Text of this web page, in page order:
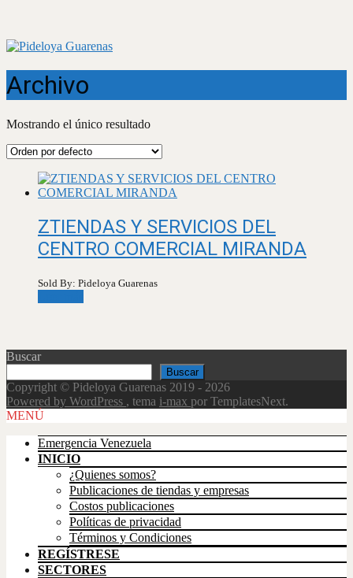
Archivo
Mostrando el único resultado
ZTIENDAS Y SERVICIOS DEL
CENTRO COMERCIAL MIRANDA
Sold By: Pideloya Guarenas
Buscar
Buscar
Copyright © Pideloya Guarenas 2019 - 2026
Powered by WordPress , tema i-max por TemplatesNext.
Scroll
MENÚ
Emergencia Venezuela
INICIO
¿Quienes somos?
Publicaciones de tiendas y empresas
Costos publicaciones
Políticas de privacidad
Términos y Condiciones
REGÍSTRESE
SECTORES